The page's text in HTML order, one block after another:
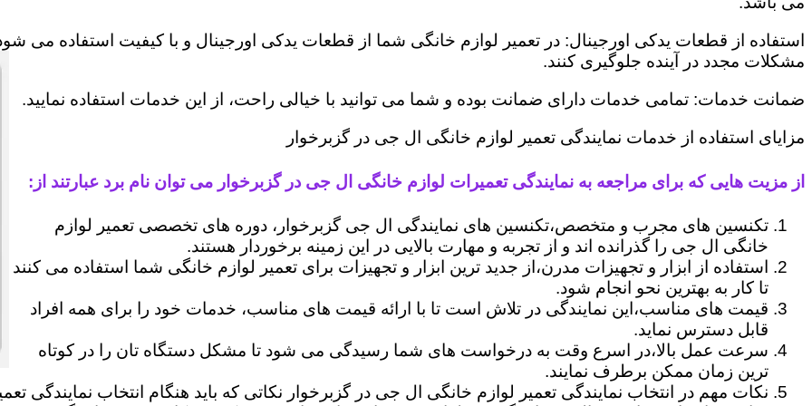
استفاده از قطعات یدکی اورجینال: در تعمیر لوازم خانگی شما از قطعات یدکی اورجینال و با کیفیت استفاده می
مشکلات مجدد در آینده جلوگیری کنند.
ضمانت خدمات: تمامی خدمات دارای ضمانت بوده و شما می توانید با خیالی راحت، از این خدمات استفاده نمایید.
مزایای استفاده از خدمات نمایندگی تعمیر لوازم خانگی ال جی در گزبرخوار
از مزیت هایی که برای مراجعه به نمایندگی تعمیرات لوازم خانگی ال جی در گزبرخوار می توان نام برد عبارتند از:
تکنسین های مجرب و متخصص،تکنسین های نمایندگی ال جی گزبرخوار، دوره های تخصصی تعمیر لوازم
خانگی ال جی را گذرانده اند و از تجربه و مهارت بالایی در این زمینه برخوردار هستند.
استفاده از ابزار و تجهیزات مدرن،از جدید ترین ابزار و تجهیزات برای تعمیر لوازم خانگی شما استفاده می کنند
تا کار به بهترین نحو انجام شود.
قیمت های مناسب،این نمایندگی در تلاش است تا با ارائه قیمت های مناسب، خدمات خود را برای همه افراد
قابل دسترس نماید.
سرعت عمل بالا،در اسرع وقت به درخواست های شما رسیدگی می شود تا مشکل دستگاه تان را در کوتاه
ترین زمان ممکن برطرف نمایند.
نکات مهم در انتخاب نمایندگی تعمیر لوازم خانگی ال جی در گزبرخوار نکاتی که باید هنگام انتخاب نمایندگی